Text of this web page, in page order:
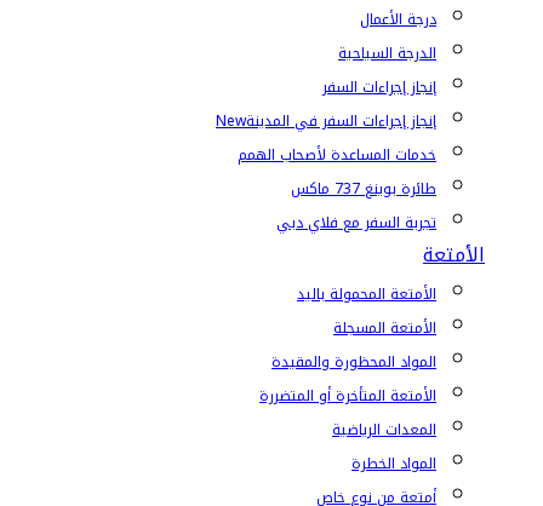
درجة الأعمال
الدرجة السياحية
إنجاز إجراءات السفر
إنجاز إجراءات السفر في المدينةNew
خدمات المساعدة لأصحاب الهمم
طائرة بوينغ 737 ماكس
تجربة السفر مع فلاي دبي
الأمتعة
الأمتعة المحمولة باليد
الأمتعة المسجلة
المواد المحظورة والمقيدة
الأمتعة المتأخرة أو المتضررة
المعدات الرياضية
المواد الخطرة
أمتعة من نوع خاص